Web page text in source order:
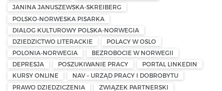
JANINA JANUSZEWSKA-SKREIBERG
POLSKO-NORWESKA PISARKA
DIALOG KULTUROWY POLSKA-NORWEGIA
DZIEDZICTWO LITERACKIE
POLACY W OSLO
POLONIA-NORWEGIA
BEZROBOCIE W NORWEGII
DEPRESJA
POSZUKIWANIE PRACY
PORTAL LINKEDIN
KURSY ONLINE
NAV – URZĄD PRACY I DOBROBYTU
PRAWO DZIEDZICZENIA
ZWIĄZEK PARTNERSKI